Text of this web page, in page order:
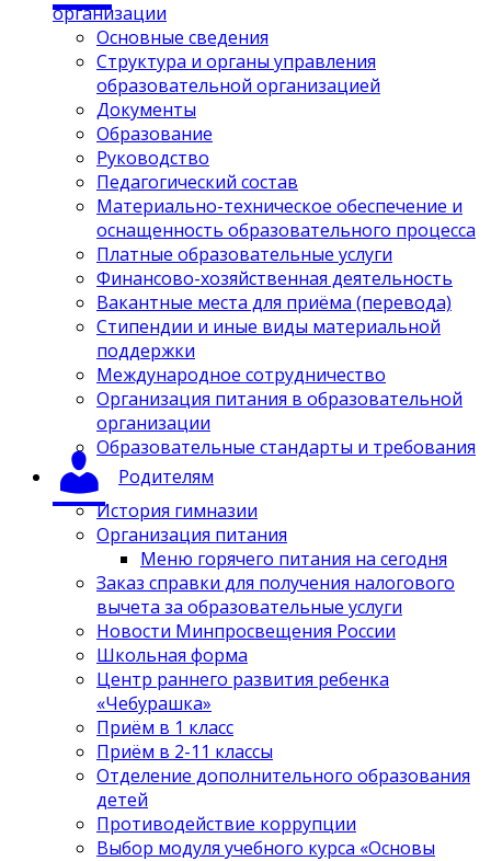
организации
Основные сведения
Структура и органы управления
образовательной организацией
Документы
Образование
Руководство
Педагогический состав
Материально-техническое обеспечение и
оснащенность образовательного процесса
Платные образовательные услуги
Финансово-хозяйственная деятельность
Вакантные места для приёма (перевода)
Стипендии и иные виды материальной
поддержки
Международное сотрудничество
Организация питания в образовательной
организации
Образовательные стандарты и требования
Родителям
История гимназии
Организация питания
Меню горячего питания на сегодня
Заказ справки для получения налогового
вычета за образовательные услуги
Новости Минпросвещения России
Школьная форма
Центр раннего развития ребенка
«Чебурашка»
Приём в 1 класс
Приём в 2-11 классы
Отделение дополнительного образования
детей
Противодействие коррупции
Выбор модуля учебного курса «Основы